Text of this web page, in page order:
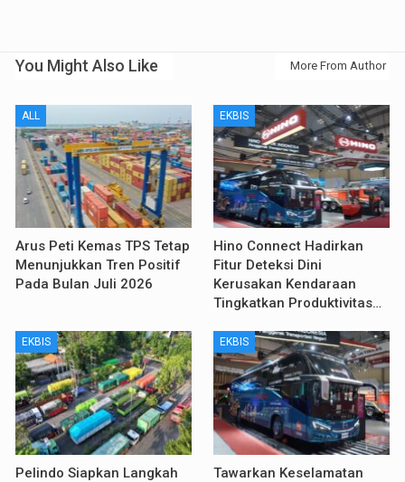
You Might Also Like More From Author
ALL
Arus Peti Kemas TPS Tetap
Menunjukkan Tren Positif
Pada Bulan Juli 2026
EKBIS
Hino Connect Hadirkan
Fitur Deteksi Dini
Kerusakan Kendaraan
Tingkatkan Produktivitas…
EKBIS
Pelindo Siapkan Langkah
EKBIS
Tawarkan Keselamatan